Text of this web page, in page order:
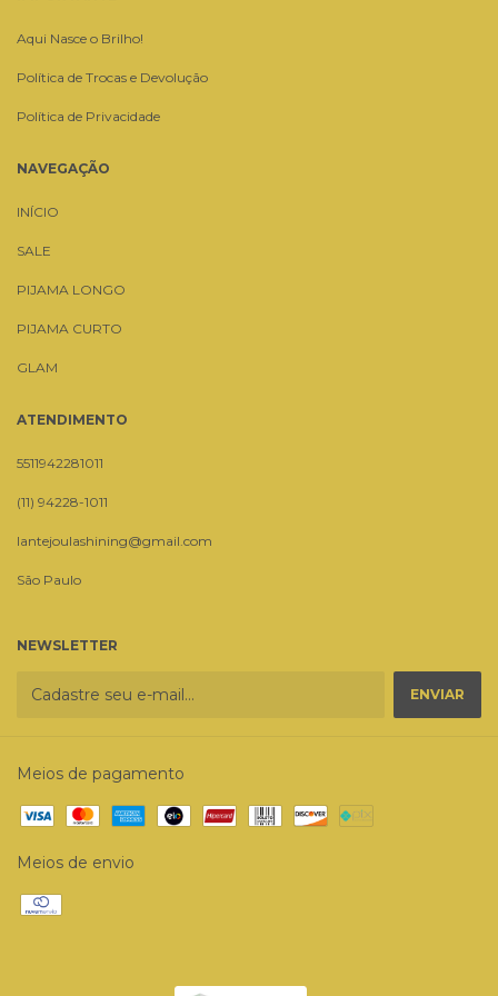
Aqui Nasce o Brilho!
Política de Trocas e Devolução
Política de Privacidade
NAVEGAÇÃO
INÍCIO
SALE
PIJAMA LONGO
PIJAMA CURTO
GLAM
ATENDIMENTO
5511942281011
(11) 94228-1011
lantejoulashining@gmail.com
São Paulo
NEWSLETTER
Meios de pagamento
Meios de envio